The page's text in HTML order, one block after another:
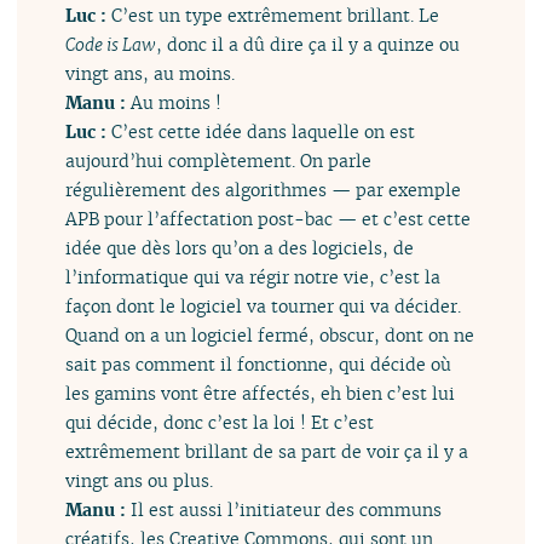
Luc :C’est un type extrêmement brillant. Le
Code is Law, donc il a dû dire ça il y a quinze ou
vingt ans, au moins.
Manu :Au moins !
Luc :C’est cette idée dans laquelle on est
aujourd’hui complètement. On parle
régulièrement des algorithmes — par exemple
APB pour l’affectation post-bac — et c’est cette
idée que dès lors qu’on a des logiciels, de
l’informatique qui va régir notre vie, c’est la
façon dont le logiciel va tourner qui va décider.
Quand on a un logiciel fermé, obscur, dont on ne
sait pas comment il fonctionne, qui décide où
les gamins vont être affectés, eh bien c’est lui
qui décide, donc c’est la loi ! Et c’est
extrêmement brillant de sa part de voir ça il y a
vingt ans ou plus.
Manu :Il est aussi l’initiateur des communs
créatifs, les Creative Commons, qui sont un